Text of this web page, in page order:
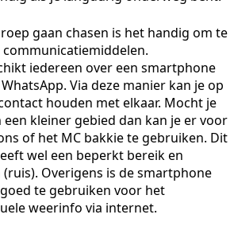
gaan chasen is het handig om te
iedereen over een smartphone
Via deze manier kan je op
houden met elkaar. Mocht je
kleiner gebied dan kan je er voor
of het MC bakkie te gebruiken. Dit
wel een beperkt bereik en
Overigens is de smartphone
te gebruiken voor het
weerinfo via internet.